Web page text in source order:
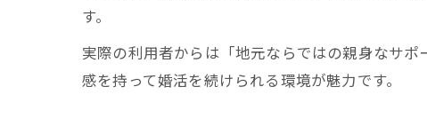
す。
実際の利用者からは「地元ならではの親身なサ
感を持って婚活を続けられる環境が魅力です。